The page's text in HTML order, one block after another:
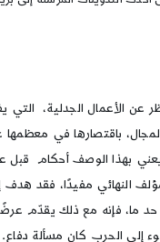
الجدلية، التي
باقتصارها في معظمها
النهائي مفيدًا، فقد
ما، فإنه مع ذلك
إلى الحرب كان مسألة